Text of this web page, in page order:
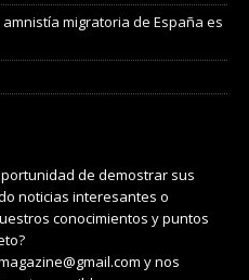
migratoria de España es
de demostrar sus
noticias interesantes o
conocimientos y puntos
y nos